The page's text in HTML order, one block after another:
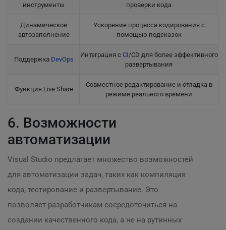
инструменты
проверки кода
Динамическое
автозаполнение
Ускорение процесса кодирования с
помощью подсказок
Поддержка DevOps
Интеграция с CI/CD для более эффективного
развертывания
Функция Live Share
Совместное редактирование и отладка в
режиме реального времени
6. Возможности
автоматизации
Visual Studio предлагает множество возможностей
для автоматизации задач, таких как компиляция
кода, тестирование и развертывание. Это
позволяет разработчикам сосредоточиться на
создании качественного кода, а не на рутинных